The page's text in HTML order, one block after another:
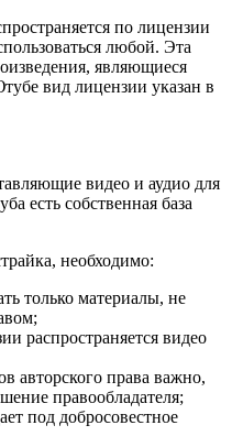
по лицензии
любой. Эта
являющиеся
вид лицензии указан в
видео и аудио для
есть собственная база
необходимо:
только материалы, не
распространяется видео
авторского права важно,
правообладателя;
под добросовестное